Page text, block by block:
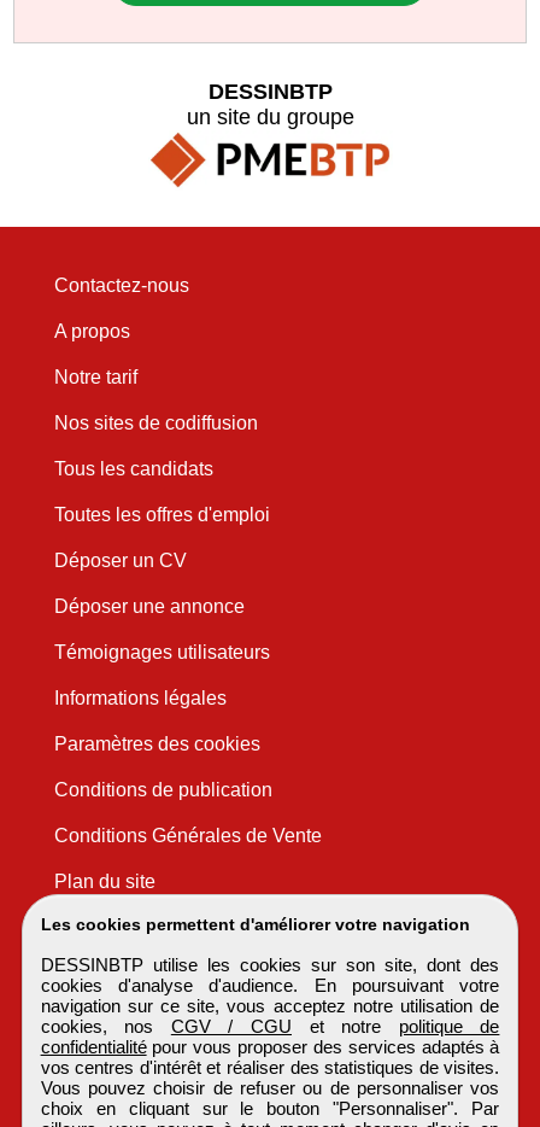
Les cookies permettent d'améliorer votre navigation
DESSINBTP utilise les cookies sur son site, dont des
cookies d'analyse d'audience. En poursuivant votre
navigation sur ce site, vous acceptez notre utilisation de
cookies, nos CGV / CGU et notre politique de
confidentialitépour vous proposer des services adaptés à
vos centres d'intérêt et réaliser des statistiques de visites.
Vous pouvez choisir de refuser ou de personnaliser vos
choix en cliquant sur le bouton "Personnaliser". Par
DESSINBTP
un site du groupe
Contactez-nous
A propos
Notre tarif
Nos sites de codiffusion
Tous les candidats
Toutes les offres d'emploi
Déposer un CV
Déposer une annonce
Témoignages utilisateurs
Informations légales
Paramètres des cookies
Conditions de publication
Conditions Générales de Vente
Plan du site